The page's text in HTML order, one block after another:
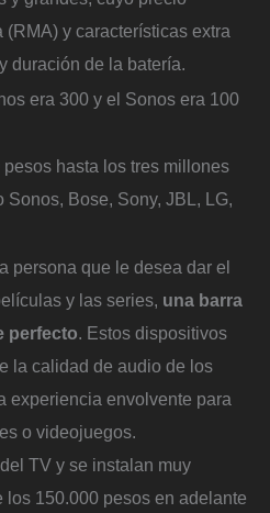
y características extra
duración de la batería.
era 300 y el Sonos era 100
hasta los tres millones
Bose, Sony, JBL, LG,
persona que le desea dar el
y las series, una barra
perfecto. Estos dispositivos
la calidad de audio de los
experiencia envolvente para
o videojuegos.
TV y se instalan muy
150.000 pesos en adelante